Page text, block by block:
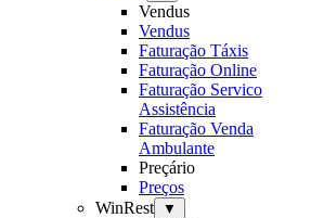
Vendus
Vendus
Faturação Táxis
Faturação Online
Faturação Servico
Assistência
Faturação Venda
Ambulante
Preçário
Preços
WinRest
▼